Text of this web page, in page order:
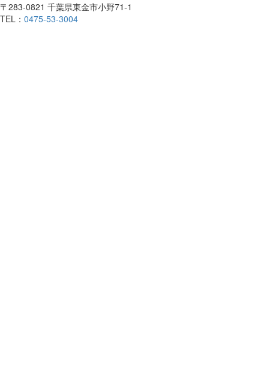
〒283-0821 千葉県東金市小野71-1
TEL： 0475-53-3004